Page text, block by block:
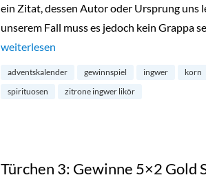
ein Zitat, dessen Autor oder Ursprung uns
unserem Fall muss es jedoch kein Grappa
„Türchen 4: Gewinne eine Flasche Zitrone-
weiterlesen
adventskalender gewinnspiel ingwer korn
spirituosen
zitrone ingwer likör
Türchen 3: Gewinne 5×2 Gold